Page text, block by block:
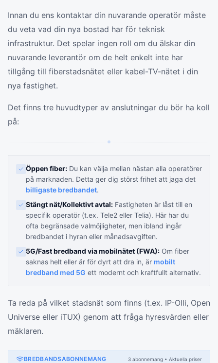
Innan du ens kontaktar din nuvarande operatör måste
du veta vad din nya bostad har för teknisk
infrastruktur. Det spelar ingen roll om du älskar din
nuvarande leverantör om de helt enkelt inte har
tillgång till fiberstadsnätet eller kabel-TV-nätet i din
nya fastighet.
Det finns tre huvudtyper av anslutningar du bör ha koll
på:
Öppen fiber: Du kan välja mellan nästan alla operatörer
på marknaden. Detta ger dig störst frihet att jaga det
billigaste bredbandet.
Stängt nät/Kollektivt avtal: Fastigheten är låst till en
specifik operatör (t.ex. Tele2 eller Telia). Här har du
ofta begränsade valmöjligheter, men ibland ingår
bredbandet i hyran eller månadsavgiften.
5G/Fast bredband via mobilnätet (FWA): Om fiber
saknas helt eller är för dyrt att dra in, är mobilt
bredband med 5G ett modernt och kraftfullt alternativ.
Ta reda på vilket stadsnät som finns (t.ex. IP-Olli, Open
Universe eller iTUX) genom att fråga hyresvärden eller
mäklaren.
BREDBANDSABONNEMANG 3 abonnemang • Aktuella priser